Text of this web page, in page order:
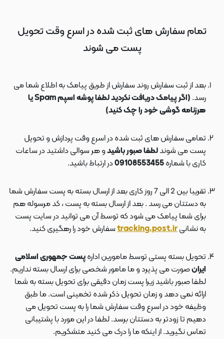
تمام سفارش های ثبت شده در اسرع وقت تحویل
پست می شوند
بعد از ثبت سفارش روند سفارش از طریق پیامک به اطلاع شما می
رسد.
(اگر پیامک دریافت نکردید لطفا پوشه اسپم Spam یا
هرزنامه گوشی خود را چک کنید)
تمامی سفارش های ثبت شده در اسرع وقت پردازش و تحویل
پست می شوندلطفا صبور باشیدو هر سوالی داشتید در ساعات
کاری با شماره
در ارتباط باشید.
تقریبا بین 2 الی 7 روز کاری بعد از ارسال بسته به پست سفارش شما
به دستتان می رسد . بعد از ارسال بسته به پست ، کد مرسوله هم
برای شما پیامک می شود که توسط آن می توانید در سایت پست
به نشانیtracking.post.irسفارش خود را رهگیری کنید.
تحویل بسته پستی توسط مامورین ادارهپست جمهوری اسلامی
ایرانصورت می پذیرد و ما مامور شخصی برای ارسال بسته نداریم.
لطفا صبور باشید زیرا پست زمان دقیقی برای تحویل بسته به شما
ارائه نمی دهد و زمان تحویل ذکر شده تخمینی است. ما طبق
وظیفه خود در اسرع وقت سفارش شما را به پست تحویل می
دهیم تا زودتر به دستتان برسد. لطفا در این مورد با پشتیبانی
تماس نگیرید. از اینکه ما را درک می کنید متشکریم.